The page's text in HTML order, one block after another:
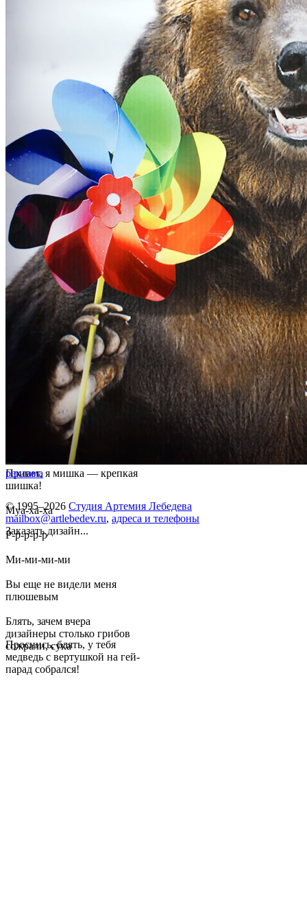
Привет, я мишка — крепкая
шишка!
Муа-ха-ха
Р-р-р-р-р
Ми-ми-ми-ми
Вы еще не видели меня
плюшевым
Блять, зачем вчера
дизайнеры столько грибов
сожрали, сука
Проснись, блять, у тебя
медведь с вертушкой на гей-
парад собрался!
реклама
© 1995–2026 Студия Артемия Лебедева
mailbox@artlebedev.ru, адреса и телефоны
Заказать дизайн...